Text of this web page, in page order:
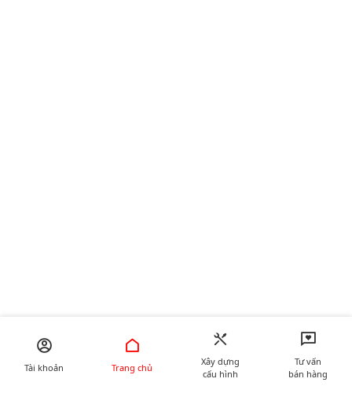
Tài khoản Trang chủ
Xây dựng
cấu hình
Tư vấn
bán hàng